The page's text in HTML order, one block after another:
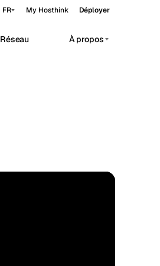
FR My Hosthink Déployer
Réseau À propos